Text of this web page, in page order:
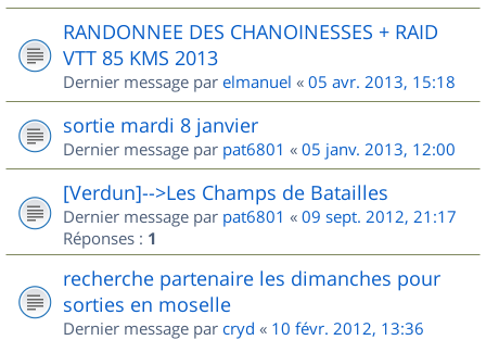
RANDONNEE DES CHANOINESSES + RAID
VTT 85 KMS 2013
Dernier message par elmanuel « 05 avr. 2013, 15:18
sortie mardi 8 janvier
Dernier message par pat6801 « 05 janv. 2013, 12:00
[Verdun]-->Les Champs de Batailles
Dernier message par pat6801 « 09 sept. 2012, 21:17
Réponses : 1
recherche partenaire les dimanches pour
sorties en moselle
Dernier message par cryd « 10 févr. 2012, 13:36